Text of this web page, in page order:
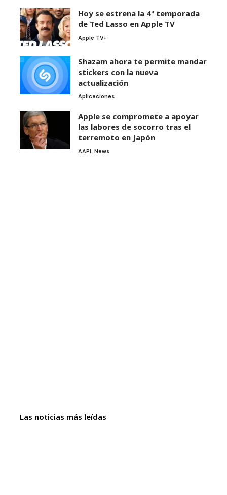
Hoy se estrena la 4ª temporada
de Ted Lasso en Apple TV
Apple TV+
Shazam ahora te permite mandar
stickers con la nueva
actualización
Aplicaciones
Apple se compromete a apoyar
las labores de socorro tras el
terremoto en Japón
AAPL News
Las noticias más leídas